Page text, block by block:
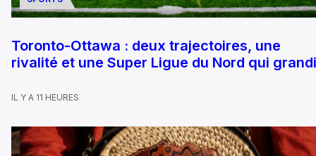
Toronto-Ottawa : deux trajectoires, une
rivalité et une Super Ligue du Nord qui
IL Y A 11 HEURES